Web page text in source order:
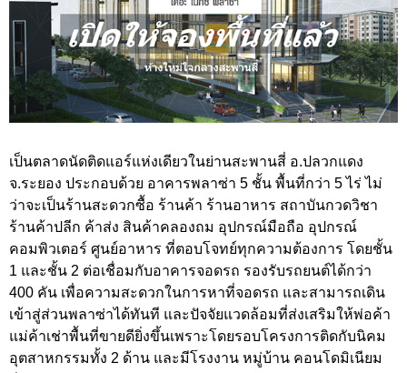
เป็นตลาดนัดติดแอร์แห่งเดียวในย่านสะพานสี่ อ.ปลวกแดง
จ.ระยอง ประกอบด้วย อาคารพลาซ่า 5 ชั้น พื้นที่กว่า 5 ไร่ ไม่
ว่าจะเป็นร้านสะดวกซื้อ ร้านค้า ร้านอาหาร สถาบันกวดวิชา
ร้านค้าปลีก ค้าส่ง สินค้าคลองถม อุปกรณ์มือถือ อุปกรณ์
คอมพิวเตอร์ ศูนย์อาหาร ที่ตอบโจทย์ทุกความต้องการ โดยชั้น
1 และชั้น 2 ต่อเชื่อมกับอาคารจอดรถ รองรับรถยนต์ได้กว่า
400 คัน เพื่อความสะดวกในการหาที่จอดรถ และสามารถเดิน
เข้าสู่ส่วนพลาซ่าได้ทันที และปัจจัยแวดล้อมที่ส่งเสริมให้พ่อค้า
แม่ค้าเช่าพื้นที่ขายดียิ่งขึ้นเพราะโดยรอบโครงการติดกับนิคม
อุตสาหกรรมทั้ง 2 ด้าน และมีโรงงาน หมู่บ้าน คอนโดมิเนียม